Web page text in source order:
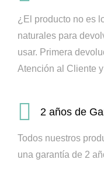
¿El producto no es
naturales para
usar. Primera
Atención al Cliente
2 años de
Todos nuestros
una garantía de 2